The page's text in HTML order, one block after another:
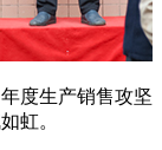
度生产销售攻坚
虹。